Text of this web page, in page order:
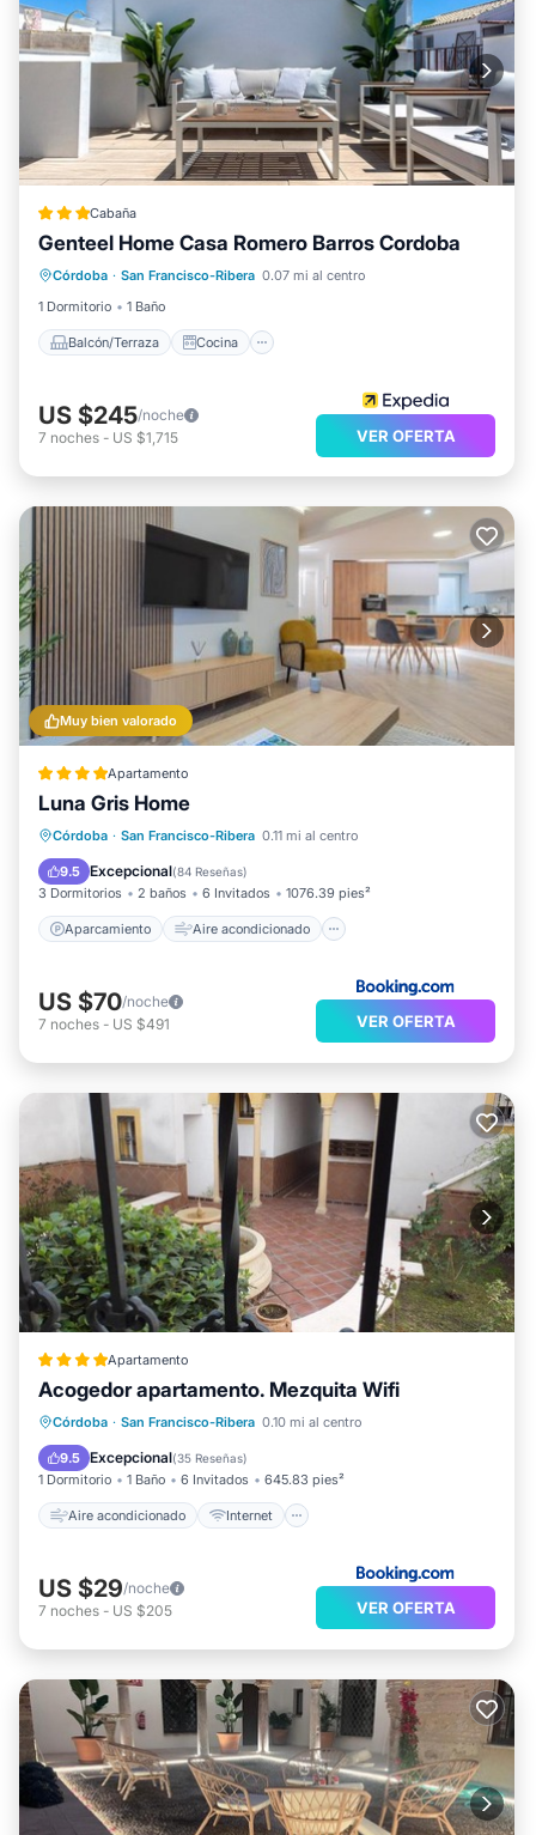
Cabaña
Genteel Home Casa Romero Barros Cordoba
Córdoba · San Francisco-Ribera 0.07 mi al centro
1 Dormitorio
1 Baño
Balcón/Terraza Cocina
Balcón/Terraza
Cocina
Aire acondicionado
Internet
US $245/noche
7 noches - US $1,715 VER OFERTA
Muy bien valorado
Apartamento
Luna Gris Home
Córdoba · San Francisco-Ribera 0.11 mi al centro
9.5 Excepcional(84 Reseñas)
3 Dormitorios 2 baños 6 Invitados 1076.39 pies²
Aparcamiento Aire acondicionado
Aparcamiento
Aire acondicionado
Internet
Apto para niños
US $70/noche
7 noches - US $491 VER OFERTA
Apartamento
Acogedor apartamento. Mezquita Wifi
Córdoba · San Francisco-Ribera 0.10 mi al centro
9.5 Excepcional(35 Reseñas)
1 Dormitorio 1 Baño 6 Invitados 645.83 pies²
Aire acondicionado Internet
Aire acondicionado
Internet
Apto para niños
US $29/noche
7 noches - US $205 VER OFERTA